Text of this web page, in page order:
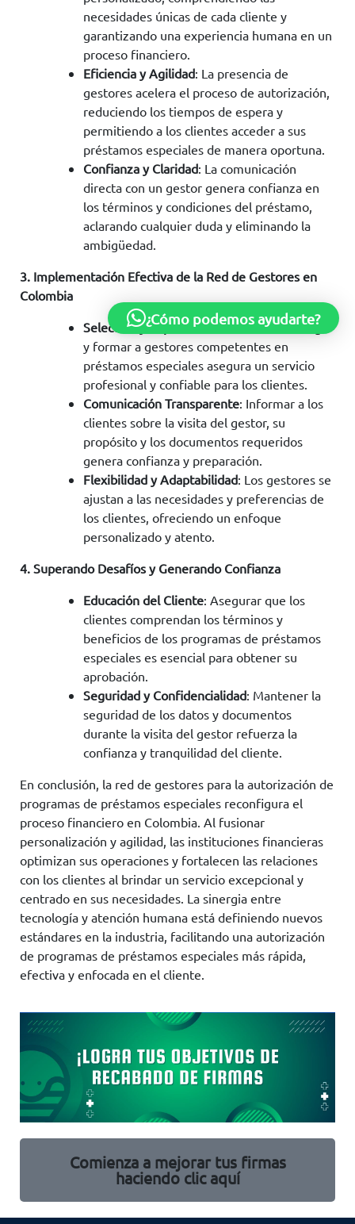
necesidades únicas de cada cliente y
garantizando una experiencia humana en un
proceso financiero.
Eficiencia y Agilidad: La presencia de
gestores acelera el proceso de autorización,
reduciendo los tiempos de espera y
permitiendo a los clientes acceder a sus
préstamos especiales de manera oportuna.
Confianza y Claridad: La comunicación
directa con un gestor genera confianza en
los términos y condiciones del préstamo,
aclarando cualquier duda y eliminando la
ambigüedad.
3. Implementación Efectiva de la Red de Gestores en
Colombia
Selección y Capacitación de Gestores: Elegir
y formar a gestores competentes en
préstamos especiales asegura un servicio
profesional y confiable para los clientes.
Comunicación Transparente: Informar a los
clientes sobre la visita del gestor, su
propósito y los documentos requeridos
genera confianza y preparación.
Flexibilidad y Adaptabilidad: Los gestores se
ajustan a las necesidades y preferencias de
los clientes, ofreciendo un enfoque
personalizado y atento.
4. Superando Desafíos y Generando Confianza
Educación del Cliente: Asegurar que los
clientes comprendan los términos y
beneficios de los programas de préstamos
especiales es esencial para obtener su
aprobación.
Seguridad y Confidencialidad: Mantener la
seguridad de los datos y documentos
durante la visita del gestor refuerza la
confianza y tranquilidad del cliente.
En conclusión, la red de gestores para la autorización de
programas de préstamos especiales reconfigura el
proceso financiero en Colombia. Al fusionar
personalización y agilidad, las instituciones financieras
optimizan sus operaciones y fortalecen las relaciones
con los clientes al brindar un servicio excepcional y
centrado en sus necesidades. La sinergia entre
tecnología y atención humana está definiendo nuevos
estándares en la industria, facilitando una autorización
de programas de préstamos especiales más rápida,
efectiva y enfocada en el cliente.
Comienza a mejorar tus firmas
haciendo clic aquí
¿Cómo podemos ayudarte?